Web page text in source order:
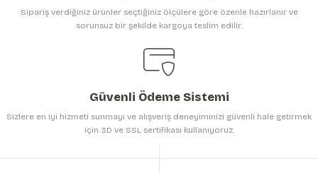
Gönder
Sipariş verdiğiniz ürünler seçtiğiniz ölçülere göre özenle hazırlanır ve
sorunsuz bir şekilde kargoya teslim edilir.
Güvenli Ödeme Sistemi
Sizlere en iyi hizmeti sunmayı ve alışveriş deneyiminizi güvenli hale getirmek
için 3D ve SSL sertifikası kullanıyoruz.